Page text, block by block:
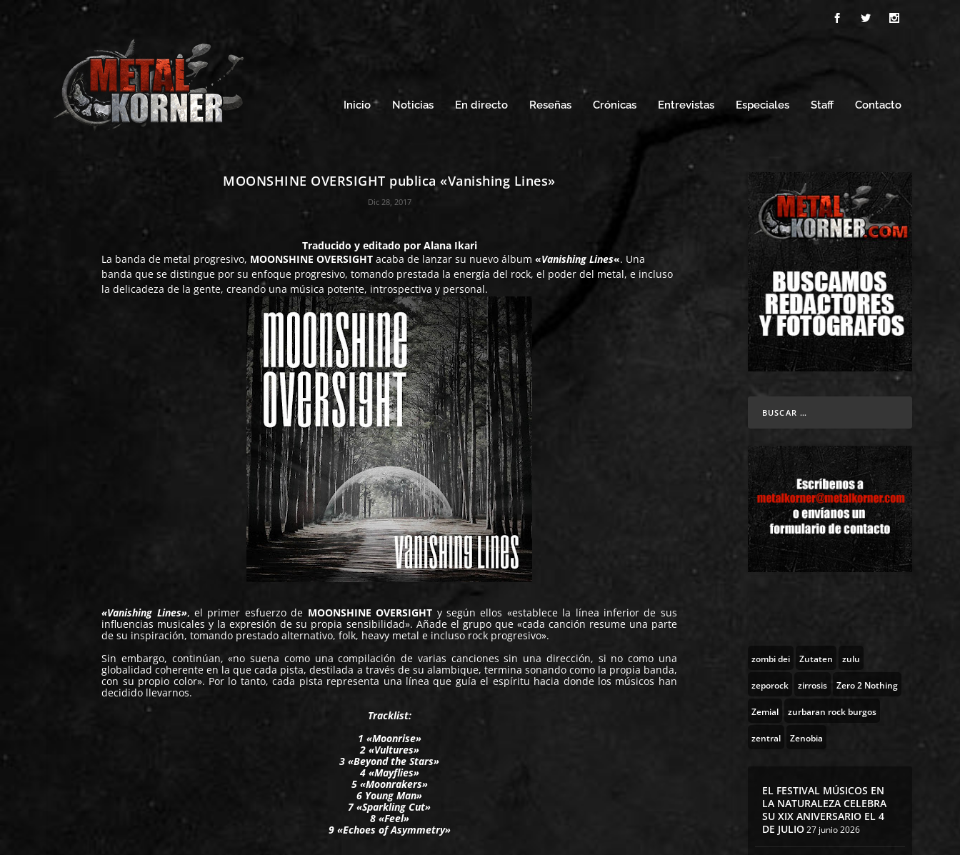
Inicio Noticias En directo Reseñas Crónicas Entrevistas Especiales Staff Contacto
MOONSHINE OVERSIGHT publica «Vanishing Lines»
Dic 28, 2017
Traducido y editado por Alana Ikari
La banda de metal progresivo, MOONSHINE OVERSIGHT acaba de lanzar su nuevo álbum«Vanishing Lines«. Una
banda que se distingue por su enfoque progresivo, tomando prestada la energía del rock, el poder del metal, e incluso
la delicadeza de la gente, creando una música potente, introspectiva y personal.
«Vanishing Lines», el primer esfuerzo de MOONSHINE OVERSIGHT y según ellos «establece la línea inferior de sus
influencias musicales y la expresión de su propia sensibilidad». Añade el grupo que «cada canción resume una parte
de su inspiración, tomando prestado alternativo, folk, heavy metal e incluso rock progresivo».
Sin embargo, continúan, «no suena como una compilación de varias canciones sin una dirección, si no como una
globalidad coherente en la que cada pista, destilada a través de su alambique, termina sonando como la propia banda,
con su propio color». Por lo tanto, cada pista representa una línea que guía el espíritu hacia donde los músicos han
decidido llevarnos.
Tracklist:
1 «Moonrise»
2 «Vultures»
3 «Beyond the Stars»
4 «Mayflies»
5 «Moonrakers»
6 Young Man»
7 «Sparkling Cut»
8 «Feel»
9 «Echoes of Asymmetry»
zombi dei Zutaten zulu
zeporock zirrosis Zero 2 Nothing
Zemial zurbaran rock burgos
zentral Zenobia
EL FESTIVAL MÚSICOS EN
LA NATURALEZA CELEBRA
SU XIX ANIVERSARIO EL 4
DE JULIO27 junio 2026